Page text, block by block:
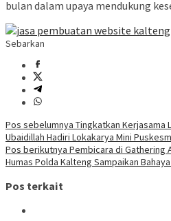
bulan dalam upaya mendukung
Sebarkan
Navigasi
pos
Pos sebelumnya Tingkatkan Kerjasama
Ubaidillah Hadiri Lokakarya Mini
Pos berikutnya Pembicara di Gathering
Humas Polda Kalteng Sampaikan
Pos terkait